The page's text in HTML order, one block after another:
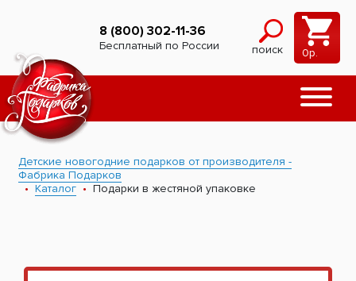
8 (800) 302-11-36
Бесплатный по России поиск 0р.
Детские новогодние подарков от производителя -
Фабрика Подарков
Каталог
Подарки в жестяной упаковке